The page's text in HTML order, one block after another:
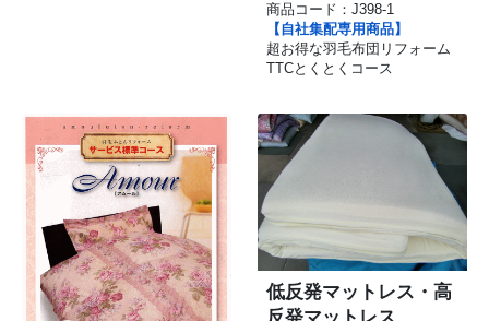
商品コード： J398-1
【自社集配専用商品】
超お得な羽毛布団リフォーム
TTCとくとくコース
低反発マットレス・高